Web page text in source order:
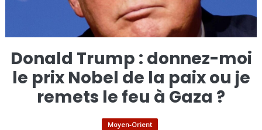
Donald Trump : donnez-moi
le prix Nobel de la paix ou je
remets le feu à Gaza ?
Moyen-Orient